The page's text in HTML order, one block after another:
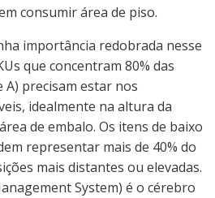
consumir área de piso.
importância redobrada nesse
que concentram 80% das
A) precisam estar nos
idealmente na altura da
de embalo. Os itens de baixo
representar mais de 40% do
mais distantes ou elevadas.
System) é o cérebro